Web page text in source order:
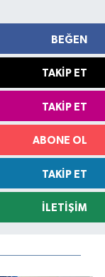
BEĞEN
TAKIP ET
TAKIP ET
ABONE OL
TAKIP ET
İLETIŞIM